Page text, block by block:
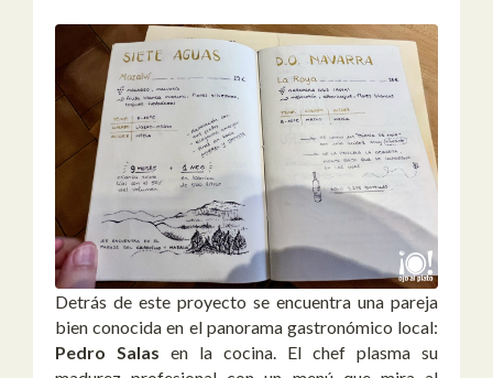
Detrás de este proyecto se encuentra una pareja
bien conocida en el panorama gastronómico local:
Pedro Salas en la cocina. El chef plasma su